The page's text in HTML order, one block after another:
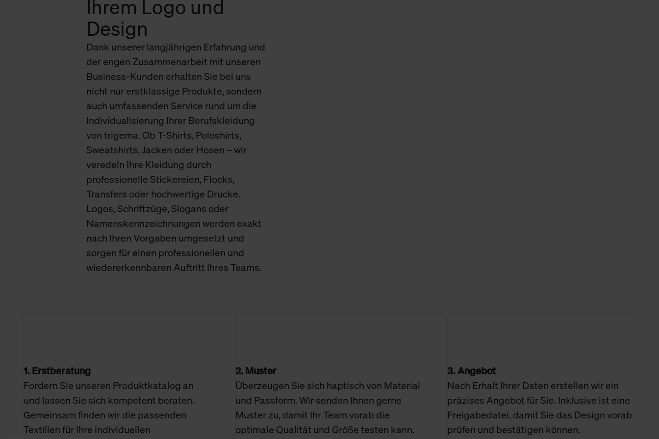
verbundene Verwendung der Cookies sowie die bis zum Zeitpunkt der Änderung gesammelten Daten.
Weitere Informationen über Cookies und Web-Technologien sowie die Nutzung Ihrer persönlichen Daten finden Sie in
unserer Datenschutzerklärung.
Ihrem Logo und
Design
Dank unserer langjährigen Erfahrung und
der engen Zusammenarbeit mit unseren
Business-Kunden erhalten Sie bei uns
nicht nur erstklassige Produkte, sondern
auch umfassenden Service rund um die
Individualisierung Ihrer Berufskleidung
von trigema. Ob T-Shirts, Poloshirts,
Sweatshirts, Jacken oder Hosen – wir
veredeln Ihre Kleidung durch
professionelle Stickereien, Flocks,
Transfers oder hochwertige Drucke.
Logos, Schriftzüge, Slogans oder
Namenskennzeichnungen werden exakt
nach Ihren Vorgaben umgesetzt und
sorgen für einen professionellen und
wiedererkennbaren Auftritt Ihres Teams.
1. Erstberatung
Fordern Sie unseren Produktkatalog an
und lassen Sie sich kompetent beraten.
Gemeinsam finden wir die passenden
Textilien für Ihre individuellen
2. Muster
Überzeugen Sie sich haptisch von Material
und Passform. Wir senden Ihnen gerne
Muster zu, damit Ihr Team vorab die
optimale Qualität und Größe testen kann.
3. Angebot
Nach Erhalt Ihrer Daten erstellen wir ein
präzises Angebot für Sie. Inklusive ist eine
Freigabedatei, damit Sie das Design vorab
prüfen und bestätigen können.